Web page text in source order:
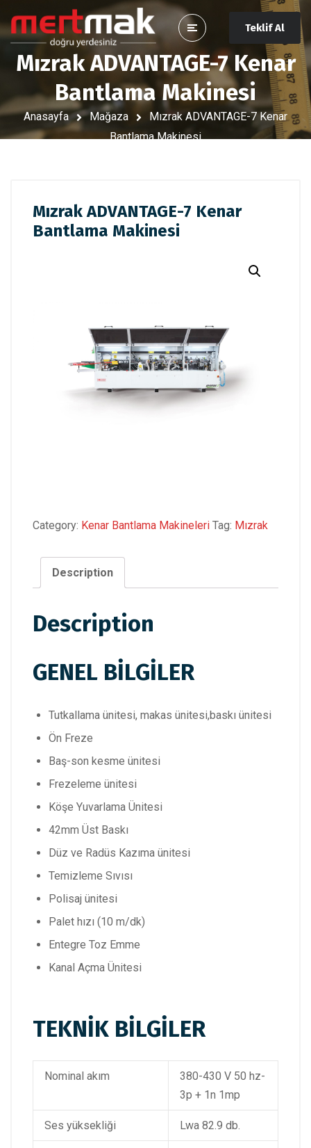
Teklif Al
Mızrak ADVANTAGE-7 Kenar
Bantlama Makinesi
Anasayfa Mağaza
Mızrak ADVANTAGE-7 Kenar
Bantlama Makinesi
Mızrak ADVANTAGE-7 Kenar
Bantlama Makinesi
Category: Kenar Bantlama Makineleri Tag: Mızrak
Description
Description
GENEL BİLGİLER
Tutkallama ünitesi, makas ünitesi,baskı ünitesi
Ön Freze
Baş-son kesme ünitesi
Frezeleme ünitesi
Köşe Yuvarlama Ünitesi
42mm Üst Baskı
Düz ve Radüs Kazıma ünitesi
Temizleme Sıvısı
Polisaj ünitesi
Palet hızı (10 m/dk)
Entegre Toz Emme
Kanal Açma Ünitesi
TEKNİK BİLGİLER
Nominal akım
380-430 V 50 hz-
3p + 1n 1mp
Ses yüksekliği Lwa 82.9 db.